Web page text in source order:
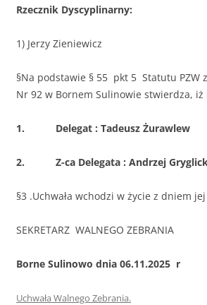
Rzecznik Dyscyplinarny:
1) Jerzy
§Na podstawie § 55 pkt 5 Statutu PZW
Nr 92 w Bornem Sulinowie stwierdza, iż
1. Delegat : Tadeusz Żurawlew
2. Z-ca Delegata : Andrzej
§3 .Uchwała wchodzi w życie z dniem
SEKRETARZ WALNEGO
Borne Sulinowo dnia 06.11.2025 r
Uchwała Walnego Zebrania.